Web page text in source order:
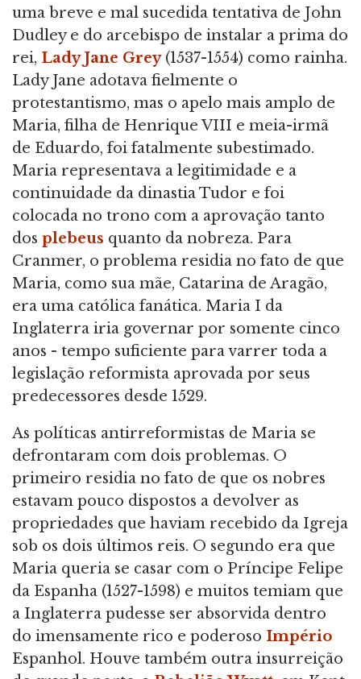
uma breve e mal sucedida tentativa de John
Dudley e do arcebispo de instalar a prima do
rei, Lady Jane Grey(1537-1554) como rainha.
Lady Jane adotava fielmente o
protestantismo, mas o apelo mais amplo de
Maria, filha de Henrique VIII e meia-irmã
de Eduardo, foi fatalmente subestimado.
Maria representava a legitimidade e a
continuidade da dinastia Tudor e foi
colocada no trono com a aprovação tanto
dos plebeus quanto da nobreza. Para
Cranmer, o problema residia no fato de que
Maria, como sua mãe, Catarina de Aragão,
era uma católica fanática. Maria I da
Inglaterra iria governar por somente cinco
anos - tempo suficiente para varrer toda a
legislação reformista aprovada por seus
predecessores desde 1529.
As políticas antirreformistas de Maria se
defrontaram com dois problemas. O
primeiro residia no fato de que os nobres
estavam pouco dispostos a devolver as
propriedades que haviam recebido da Igreja
sob os dois últimos reis. O segundo era que
Maria queria se casar com o Príncipe Felipe
da Espanha (1527-1598) e muitos temiam que
a Inglaterra pudesse ser absorvida dentro
do imensamente rico e poderoso Império
Espanhol. Houve também outra insurreição